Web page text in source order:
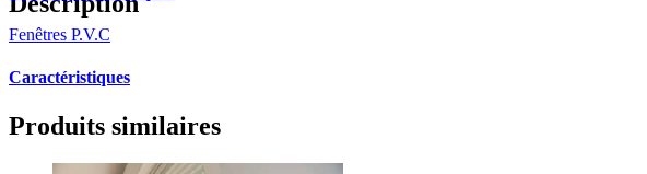
Fenêtres P.V.C
Caractéristiques
Produits similaires